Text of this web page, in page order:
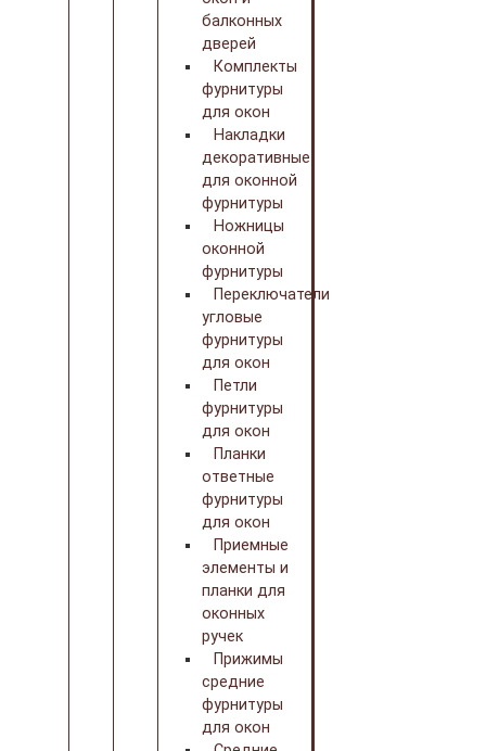
балконных
дверей
Комплекты
фурнитуры
для окон
Накладки
декоративные
для оконной
фурнитуры
Ножницы
оконной
фурнитуры
Переключатели
угловые
фурнитуры
для окон
Петли
фурнитуры
для окон
Планки
ответные
фурнитуры
для окон
Приемные
элементы и
планки для
оконных
ручек
Прижимы
средние
фурнитуры
для окон